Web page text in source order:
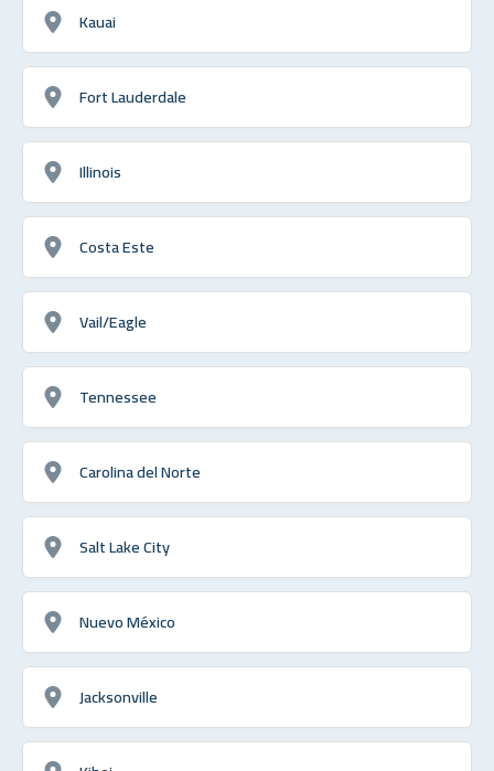
Kauai
Fort Lauderdale
Illinois
Costa Este
Vail/Eagle
Tennessee
Carolina del Norte
Salt Lake City
Nuevo México
Jacksonville